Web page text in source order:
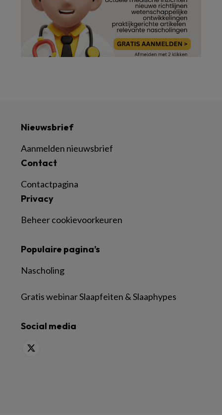
Nieuwsbrief
Aanmelden nieuwsbrief
Contact
Contactpagina
Privacy
Beheer cookievoorkeuren
Populaire pagina’s
Nascholing
Gratis webinar Slaapfeiten & Slaaphypes
Social media